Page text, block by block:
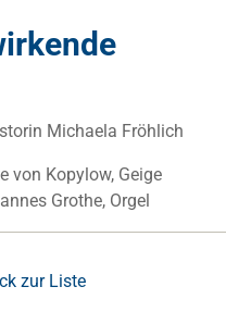
Michaela Fröhlich
von Kopylow, Geige
Grothe, Orgel
zur Liste